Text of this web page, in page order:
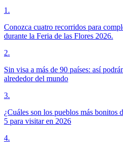
1 .
Conozca cuatro recorridos para
durante la Feria de las Flores 2026.
2.
Sin visa a más de 90 países: así
alrededor del mundo
3.
¿Cuáles son los pueblos más
5 para visitar en 2026
4.